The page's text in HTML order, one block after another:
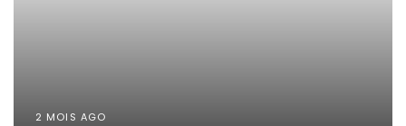
2 MOIS AGO